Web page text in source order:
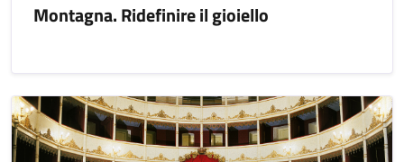
Montagna. Ridefinire il gioiello